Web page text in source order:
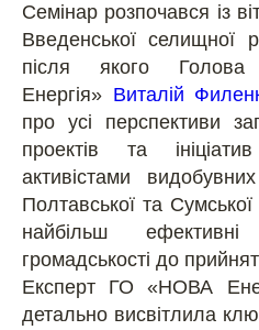
Семінар розпочався із
Введенської селищної
після якого
Енергія» Виталій
про усі перспективи
проектів та
активістами
Полтавської та
найбільш
громадськості до
Експерт ГО «НОВА
детально висвітлила